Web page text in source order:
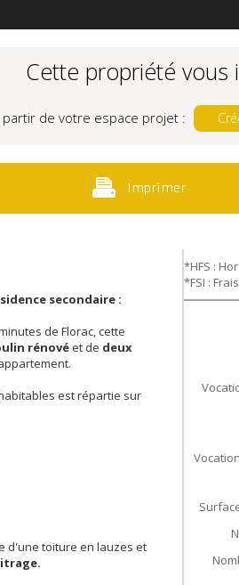
Cette propriété vous
partir de votre espace projet :
Imprimer
secondaire :
de Florac, cette
rénovéet de deux
est répartie sur
d'une toiture en lauzes et
*HFS :
*FSI :